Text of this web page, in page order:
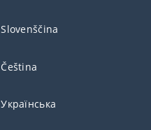
Slovenščina
Čeština
Українська